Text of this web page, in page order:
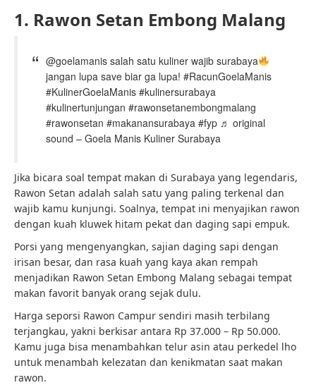
1. Rawon Setan Embong Malang
@goelamanis salah satu kuliner wajib surabaya
jangan lupa save biar ga lupa! #RacunGoelaManis
#KulinerGoelaManis #kulinersurabaya
#kulinertunjungan #rawonsetanembongmalang
#rawonsetan #makanansurabaya #fyp ♬ original
sound – Goela Manis Kuliner Surabaya
Jika bicara soal tempat makan di Surabaya yang legendaris,
Rawon Setan adalah salah satu yang paling terkenal dan
wajib kamu kunjungi. Soalnya, tempat ini menyajikan rawon
dengan kuah kluwek hitam pekat dan daging sapi empuk.
Porsi yang mengenyangkan, sajian daging sapi dengan
irisan besar, dan rasa kuah yang kaya akan rempah
menjadikan Rawon Setan Embong Malang sebagai tempat
makan favorit banyak orang sejak dulu.
Harga seporsi Rawon Campur sendiri masih terbilang
terjangkau, yakni berkisar antara Rp 37.000 – Rp 50.000.
Kamu juga bisa menambahkan telur asin atau perkedel lho
untuk menambah kelezatan dan kenikmatan saat makan
rawon.